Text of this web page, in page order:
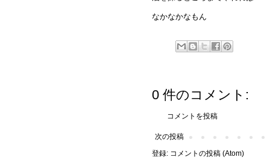
なかなかなもん
0 件のコメント:
コメントを投稿
次の投稿
登録: コメントの投稿 (Atom)